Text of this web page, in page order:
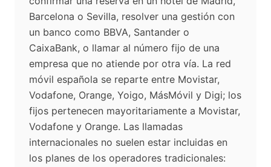
Barcelona o Sevilla, resolver una gestión con
un banco como BBVA, Santander o
CaixaBank, o llamar al número fijo de una
empresa que no atiende por otra vía. La red
móvil española se reparte entre Movistar,
Vodafone, Orange, Yoigo, MásMóvil y Digi; los
fijos pertenecen mayoritariamente a Movistar,
Vodafone y Orange. Las llamadas
internacionales no suelen estar incluidas en
los planes de los operadores tradicionales: